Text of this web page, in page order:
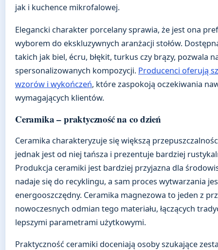
jak i kuchence mikrofalowej.
Elegancki charakter porcelany sprawia, że jest ona
wyborem do ekskluzywnych aranżacji stołów.
takich jak biel, écru, błękit, turkus czy brązy, pozwala
spersonalizowanych kompozycji. Producenci oferują
wzorów i wykończeń, które zaspokoją oczekiwania
wymagających klientów.
Ceramika – praktyczność na co dzień
Ceramika charakteryzuje się większą
jednak jest od niej tańsza i prezentuje bardziej
Produkcja ceramiki jest bardziej przyjazna dla
nadaje się do recyklingu, a sam proces wytwarzania
energooszczędny. Ceramika magnezowa to jeden z
nowoczesnych odmian tego materiału, łączących
lepszymi parametrami użytkowymi.
Praktyczność ceramiki doceniają osoby szukające